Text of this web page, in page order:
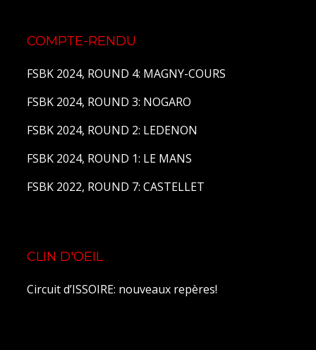
COMPTE-RENDU
FSBK 2024, ROUND 4: MAGNY-COURS
FSBK 2024, ROUND 3: NOGARO
FSBK 2024, ROUND 2: LEDENON
FSBK 2024, ROUND 1: LE MANS
FSBK 2022, ROUND 7: CASTELLET
CLIN D'OEIL
Circuit d’ISSOIRE: nouveaux repères!